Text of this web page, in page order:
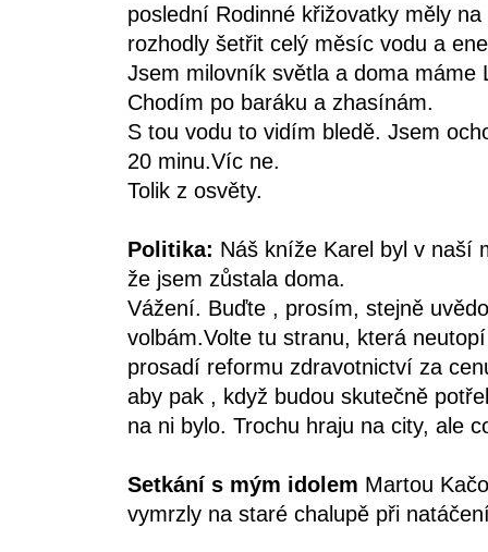
poslední Rodinné křižovatky měly
rozhodly šetřit celý měsíc vodu a
Jsem milovník světla a doma máme
Chodím po baráku a zhasínám.
S tou vodu to vidím bledě. Jsem
20 minu.Víc ne.
Tolik z osvěty.
Politika: Náš kníže Karel byl v naší
že jsem zůstala doma.
Vážení. Buďte , prosím, stejně
volbám.Volte tu stranu, která
prosadí reformu zdravotnictví za
aby pak , když budou skutečně
na ni bylo. Trochu hraju na city, ale
Setkání s mým idolem Martou
vymrzly na staré chalupě při